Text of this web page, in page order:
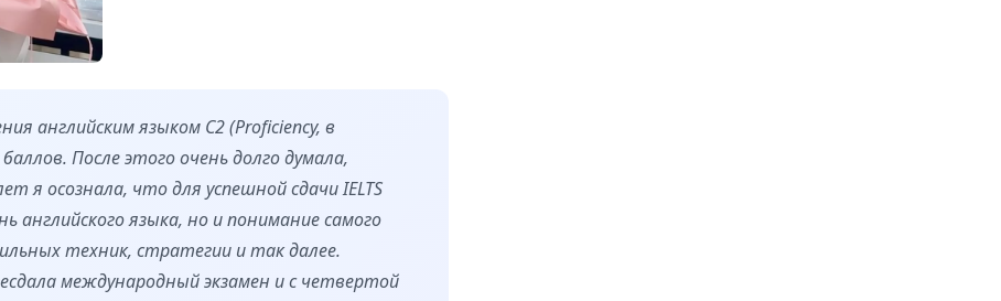
английским языком C2 (Proficiency, в
После этого очень долго думала,
я осознала, что для успешной сдачи IELTS
английского языка, но и понимание самого
техник, стратегии и так далее.
международный экзамен и с четвертой